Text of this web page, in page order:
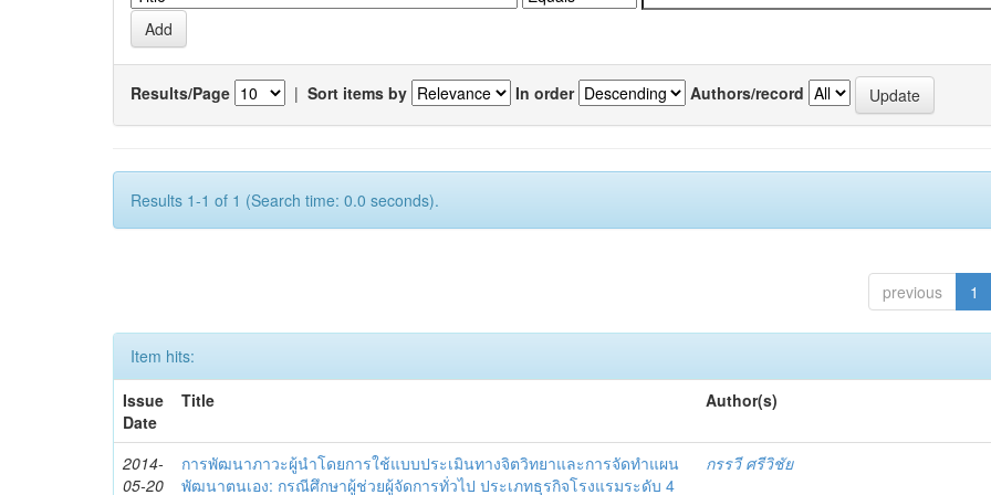
Results/Page | Sort items by In order Authors/record
Results 1-1 of 1 (Search time: 0.0 seconds).
previous 1
Item hits:
Issue
Date
Title Author(s)
2014-
05-20
การพัฒนาภาวะผู้นำโดยการใช้แบบประเมินทางจิตวิทยาและการจัดทำแผน
พัฒนาตนเอง: กรณีศึกษาผู้ช่วยผู้จัดการทั่วไป ประเภทธุรกิจโรงแรมระดับ 4
กรรวี ศรีวิชัย